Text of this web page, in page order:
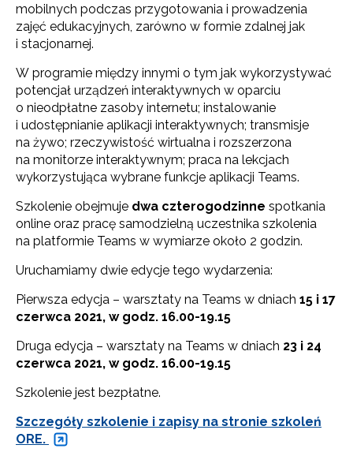
mobilnych podczas przygotowania i prowadzenia
zajęć edukacyjnych, zarówno w formie zdalnej jak
i stacjonarnej.
W programie między innymi o tym jak wykorzystywać
potencjał urządzeń interaktywnych w oparciu
o nieodpłatne zasoby internetu; instalowanie
i udostępnianie aplikacji interaktywnych; transmisje
na żywo; rzeczywistość wirtualna i rozszerzona
na monitorze interaktywnym; praca na lekcjach
wykorzystująca wybrane funkcje aplikacji Teams.
Szkolenie obejmuje dwa czterogodzinne spotkania
online oraz pracę samodzielną uczestnika szkolenia
na platformie Teams w wymiarze około 2 godzin.
Uruchamiamy dwie edycje tego wydarzenia:
Pierwsza edycja – warsztaty na Teams w dniach 15 i 17
czerwca 2021, w godz. 16.00-19.15
Druga edycja – warsztaty na Teams w dniach 23 i 24
czerwca 2021, w godz. 16.00-19.15
Szkolenie jest bezpłatne.
Szczegóły szkolenie i zapisy na stronie szkoleń
ORE.